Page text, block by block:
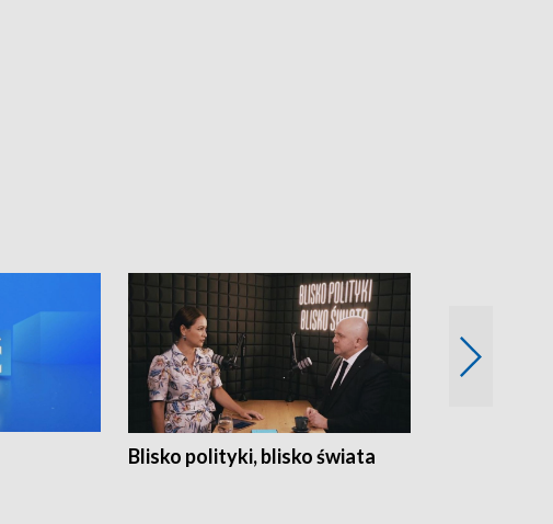
Blisko polityki, blisko świata